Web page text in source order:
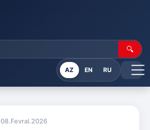
🔍
AZ EN RU
08.Fevral.2026